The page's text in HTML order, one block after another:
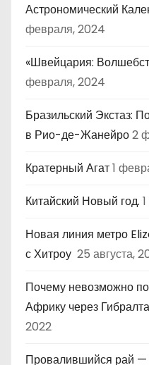
Астрономический
февраля, 2024
«Швейцария:
февраля, 2024
Бразильский Экстаз:
в Рио-де-Жанейро2
Кратерный Агат1
Китайский Новый год.
Новая линия метро
с Хитроу 25 августа,
Почему невозможно
Африку через
2022
Провалившийся рай —